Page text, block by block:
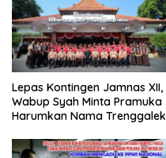
Lepas Kontingen Jamnas XII,
Wabup Syah Minta Pramuka
Harumkan Nama Trenggalek